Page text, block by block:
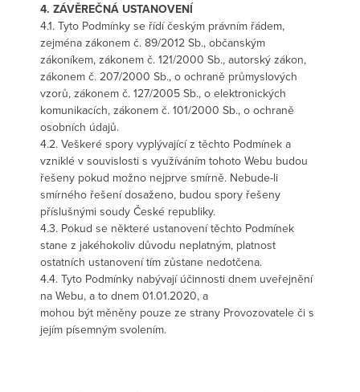
4. ZÁVĚREČNÁ USTANOVENÍ
4.1. Tyto Podmínky se řídí českým právním řádem,
zejména zákonem č. 89/2012 Sb., občanským
zákoníkem, zákonem č. 121/2000 Sb., autorský zákon,
zákonem č. 207/2000 Sb., o ochraně průmyslových
vzorů, zákonem č. 127/2005 Sb., o elektronických
komunikacích, zákonem č. 101/2000 Sb., o ochraně
osobních údajů.
4.2. Veškeré spory vyplývající z těchto Podmínek a
vzniklé v souvislosti s využíváním tohoto Webu budou
řešeny pokud možno nejprve smírně. Nebude-li
smírného řešení dosaženo, budou spory řešeny
příslušnými soudy České republiky.
4.3. Pokud se některé ustanovení těchto Podmínek
stane z jakéhokoliv důvodu neplatným, platnost
ostatních ustanovení tím zůstane nedotčena.
4.4. Tyto Podmínky nabývají účinnosti dnem uveřejnění
na Webu, a to dnem 01.01.2020, a
mohou být měněny pouze ze strany Provozovatele či s
jejím písemným svolením.